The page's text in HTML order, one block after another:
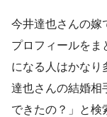
今井達也さんの嫁
プロフィールをま
になる人はかなり
達也さんの結婚相
できたの？」と検